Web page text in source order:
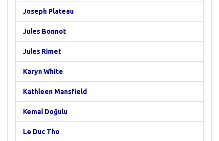
Joseph Plateau
Jules Bonnot
Jules Rimet
Karyn White
Kathleen Mansfield
Kemal Doğulu
Le Duc Tho